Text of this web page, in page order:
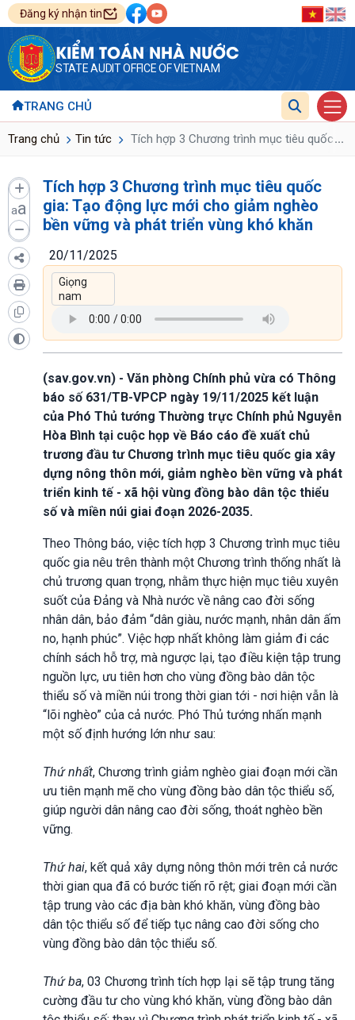
Đăng ký nhận tin
KIỂM TOÁN NHÀ NƯỚC
STATE AUDIT OFFICE OF VIETNAM
TRANG CHỦ
Trang chủ Tin tức Tích hợp 3 Chương trình mục tiêu quốc ...
aa
Tích hợp 3 Chương trình mục tiêu quốc
gia: Tạo động lực mới cho giảm nghèo
bền vững và phát triển vùng khó khăn
20/11/2025
(sav.gov.vn) - Văn phòng Chính phủ vừa có Thông
báo số 631/TB-VPCP ngày 19/11/2025 kết luận
của Phó Thủ tướng Thường trực Chính phủ Nguyễn
Hòa Bình tại cuộc họp về Báo cáo đề xuất chủ
trương đầu tư Chương trình mục tiêu quốc gia xây
dựng nông thôn mới, giảm nghèo bền vững và phát
triển kinh tế - xã hội vùng đồng bào dân tộc thiểu
số và miền núi giai đoạn 2026-2035.
Theo Thông báo, việc tích hợp 3 Chương trình mục tiêu
quốc gia nêu trên thành một Chương trình thống nhất là
chủ trương quan trọng, nhằm thực hiện mục tiêu xuyên
suốt của Đảng và Nhà nước về nâng cao đời sống
nhân dân, bảo đảm “dân giàu, nước mạnh, nhân dân ấm
no, hạnh phúc”. Việc hợp nhất không làm giảm đi các
chính sách hỗ trợ, mà ngược lại, tạo điều kiện tập trung
nguồn lực, ưu tiên hơn cho vùng đồng bào dân tộc
thiểu số và miền núi trong thời gian tới - nơi hiện vẫn là
“lõi nghèo” của cả nước. Phó Thủ tướng nhấn mạnh
một số định hướng lớn như sau:
Thứ nhất, Chương trình giảm nghèo giai đoạn mới cần
ưu tiên mạnh mẽ cho vùng đồng bào dân tộc thiểu số,
giúp người dân nâng cao đời sống, thoát nghèo bền
vững.
Thứ hai, kết quả xây dựng nông thôn mới trên cả nước
thời gian qua đã có bước tiến rõ rệt; giai đoạn mới cần
tập trung vào các địa bàn khó khăn, vùng đồng bào
dân tộc thiểu số để tiếp tục nâng cao đời sống cho
vùng đồng bào dân tộc thiểu số.
Thứ ba, 03 Chương trình tích hợp lại sẽ tập trung tăng
cường đầu tư cho vùng khó khăn, vùng đồng bào dân